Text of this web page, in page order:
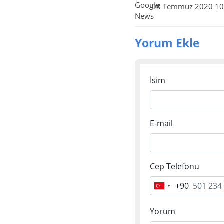
03 Temmuz 2020
Yorum Ekle
İsim
E-mail
Cep Telefonu
Turkey
+90
Yorum